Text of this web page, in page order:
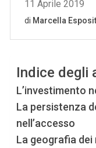
Indice degli
L’investimento
La persistenza
nell’accesso
La geografia dei